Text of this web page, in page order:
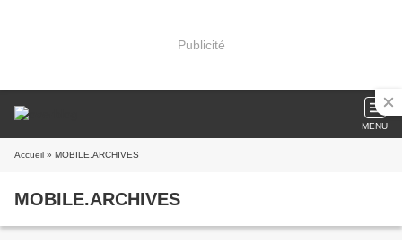
Publicité
MENU
Accueil » MOBILE.ARCHIVES
MOBILE.ARCHIVES